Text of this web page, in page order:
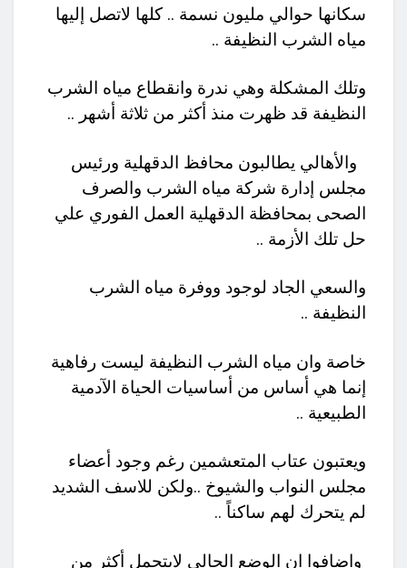
سكانها حوالي مليون نسمة .. كلها لاتصل إليها
مياه الشرب النظيفة ..
وتلك المشكلة وهي ندرة وانقطاع مياه الشرب
النظيفة قد ظهرت منذ أكثر من ثلاثة أشهر ..
والأهالي يطالبون محافظ الدقهلية ورئيس
مجلس إدارة شركة مياه الشرب والصرف
الصحى بمحافظة الدقهلية العمل الفوري علي
حل تلك الأزمة ..
والسعي الجاد لوجود ووفرة مياه الشرب
النظيفة ..
خاصة وان مياه الشرب النظيفة ليست رفاهية
إنما هي أساس من أساسيات الحياة الآدمية
الطبيعية ..
ويعتبون عتاب المتعشمين رغم وجود أعضاء
مجلس النواب والشيوخ ..ولكن للاسف الشديد
لم يتحرك لهم ساكناً ..
واضافوا ان الوضع الحالي لايتحمل أكثر من